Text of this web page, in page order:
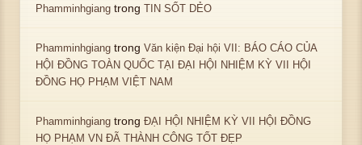
Phamminhgiang trongTIN SỐT DẺO
Phamminhgiang trongVăn kiện Đại hội VII: BÁO CÁO CỦA
HỘI ĐỒNG TOÀN QUỐC TẠI ĐẠI HỘI NHIỆM KỲ VII HỘI
ĐỒNG HỌ PHẠM VIỆT NAM
Phamminhgiang trongĐẠI HỘI NHIỆM KỲ VII HỘI ĐỒNG
HỌ PHẠM VN ĐÃ THÀNH CÔNG TỐT ĐẸP